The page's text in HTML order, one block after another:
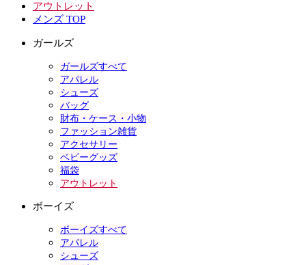
アウトレット
メンズ TOP
ガールズ
ガールズすべて
アパレル
シューズ
バッグ
財布・ケース・小物
ファッション雑貨
アクセサリー
ベビーグッズ
福袋
アウトレット
ボーイズ
ボーイズすべて
アパレル
シューズ